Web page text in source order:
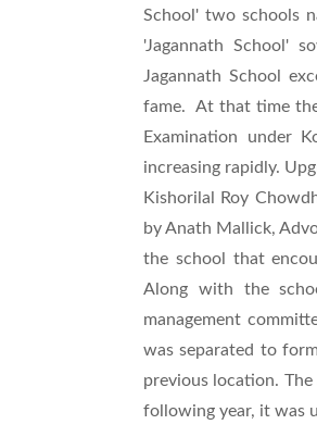
School' two schools
'Jagannath School'
Jagannath School
fame. At that time
Examination under
increasing rapidly.
Kishorilal Roy
by Anath Mallick,
the school that
Along with the
management
was separated to
previous location.
following year, it was